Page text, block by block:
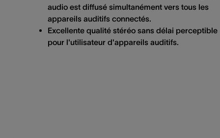
audio est diffusé simultanément vers tous les
appareils auditifs connectés.
Excellente qualité stéréo sans délai perceptible
pour l'utilisateur d'appareils auditifs.